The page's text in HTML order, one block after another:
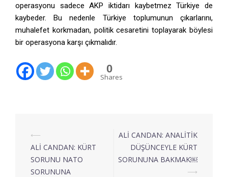
operasyonu sadece AKP iktidarı kaybetmez Türkiye de
kaybeder. Bu nedenle Türkiye toplumunun çıkarlarını,
muhalefet korkmadan, politik cesaretini toplayarak böylesi
bir operasyona karşı çıkmalıdır.
0
Shares
⟵
ALİ CANDAN: KÜRT
SORUNU NATO
SORUNUNA
ALİ CANDAN: ANALİTİK
DÜŞÜNCEYLE KÜRT
SORUNUNA BAKMAK￼
⟶